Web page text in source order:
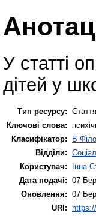
У статті
дітей у
Тип ресурсу: Стаття
Ключові слова:
Класифікатор:
B
Відділи:
Користувач:
Інна
Дата подачі: 07
Оновлення: 07
URI: